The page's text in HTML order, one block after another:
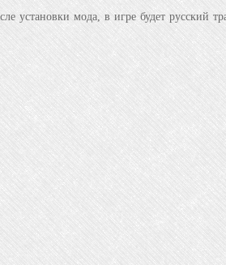
мода, в игре будет русский